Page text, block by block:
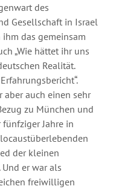
des
Gesellschaft in Israel
das gemeinsam
„Wie hättet ihr uns
Realität.
aber auch einen sehr
zu München und
fünfziger Jahre in
der kleinen
er war als
freiwilligen